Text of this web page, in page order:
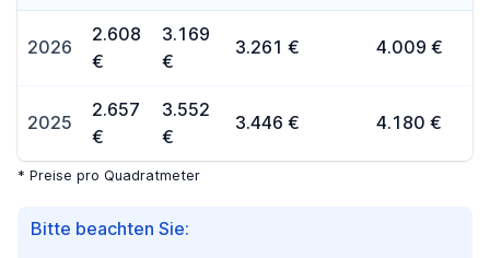
Bitte beachten Sie:
2026
2.608
€
3.169
€
3.261 € 4.009 €
2025
2.657
€
3.552
€
3.446 € 4.180 €
* Preise pro Quadratmeter